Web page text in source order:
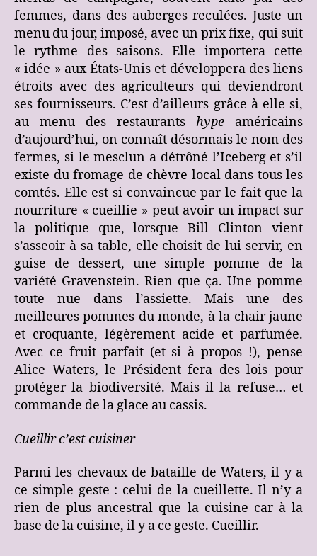
femmes, dans des auberges reculées. Juste un
menu du jour, imposé, avec un prix fixe, qui suit
le rythme des saisons. Elle importera cette
« idée » aux États-Unis et développera des liens
étroits avec des agriculteurs qui deviendront
ses fournisseurs. C’est d’ailleurs grâce à elle si,
au menu des restaurants hype américains
d’aujourd’hui, on connaît désormais le nom des
fermes, si le mesclun a détrôné l’Iceberg et s’il
existe du fromage de chèvre local dans tous les
comtés. Elle est si convaincue par le fait que la
nourriture « cueillie » peut avoir un impact sur
la politique que, lorsque Bill Clinton vient
s’asseoir à sa table, elle choisit de lui servir, en
guise de dessert, une simple pomme de la
variété Gravenstein. Rien que ça. Une pomme
toute nue dans l’assiette. Mais une des
meilleures pommes du monde, à la chair jaune
et croquante, légèrement acide et parfumée.
Avec ce fruit parfait (et si à propos !), pense
Alice Waters, le Président fera des lois pour
protéger la biodiversité. Mais il la refuse… et
commande de la glace au cassis.
Cueillir c’est cuisiner
Parmi les chevaux de bataille de Waters, il y a
ce simple geste : celui de la cueillette. Il n’y a
rien de plus ancestral que la cuisine car à la
base de la cuisine, il y a ce geste. Cueillir.